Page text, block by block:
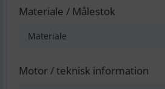
Materiale / Målestok
Materiale
Motor / teknisk information